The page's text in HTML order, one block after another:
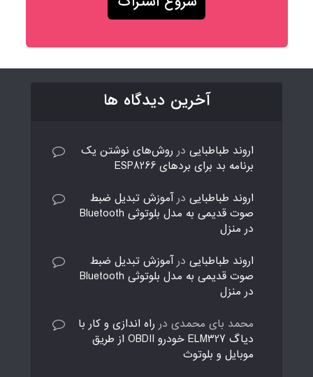
آخرین دیدگاه ها
اروند طباطبایی در روش‌های نوشتن یک
برنامه بد برای بردهای ESP8266
اروند طباطبایی درآموزش تبدیل ضبط
صوت قدیمی به مدل بلوتوثی Bluetooth
در منزل
اروند طباطبایی درآموزش تبدیل ضبط
صوت قدیمی به مدل بلوتوثی Bluetooth
در منزل
محمد بای محمدی در راه اندازی و کار با
دیاگ ELM327 خودرو OBDII از طریق
موبایل و بلوتوث